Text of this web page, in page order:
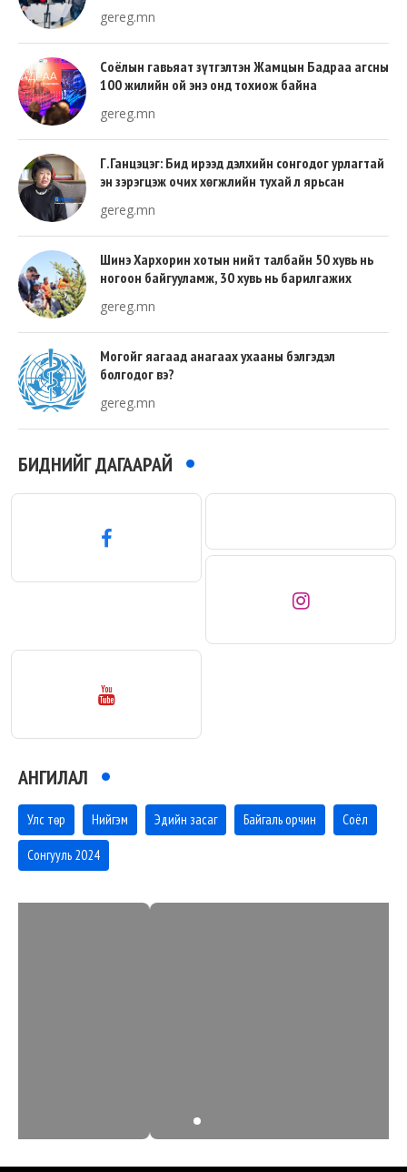
gereg.mn
Соёлын гавьяат зүтгэлтэн Жамцын Бадраа агсны
100 жилийн ой энэ онд тохиож байна
gereg.mn
Г.Ганцэцэг: Бид ирээд дэлхийн сонгодог урлагтай
эн зэрэгцэж очих хөгжлийн тухай л ярьсан
gereg.mn
Шинэ Хархорин хотын нийт талбайн 50 хувь нь
ногоон байгууламж, 30 хувь нь барилгажих
gereg.mn
Могойг яагаад анагаах ухааны бэлгэдэл
болгодог вэ?
gereg.mn
БИДНИЙГ ДАГААРАЙ
АНГИЛАЛ
Улс төр Нийгэм Эдийн засаг Байгаль орчин Соёл
Сонгууль 2024